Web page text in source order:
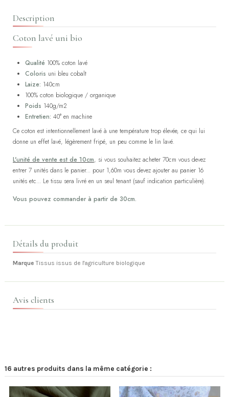
Description
Coton lavé uni bio
Qualité 100% coton lavé
Coloris uni bleu cobalt
Laize: 140cm
100% coton biologique / organique
Poids 140g/m2
Entretien: 40° en machine
Ce coton est intentionnellement lavé à une température trop élevée, ce qui lui
donne un effet lavé, légèrement fripé, un peu comme le lin lavé.
L'unité de vente est de 10cm, si vous souhaitez acheter 70cm vous devez
entrer 7 unités dans le panier... pour 1,60m vous devez ajouter au panier 16
unités etc... Le tissu sera livré en un seul tenant (sauf indication particulière).
Vous pouvez commander à partir de 30cm.
Détails du produit
Marque Tissus issus de l'agriculture biologique
Avis clients
16 autres produits dans la même catégorie :